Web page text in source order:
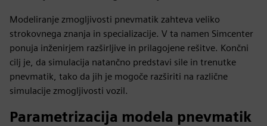
Modeliranje zmogljivosti pnevmatik zahteva veliko
strokovnega znanja in specializacije. V ta namen Simcenter
ponuja inženirjem razširljive in prilagojene rešitve. Končni
cilj je, da simulacija natančno predstavi sile in trenutke
pnevmatik, tako da jih je mogoče razširiti na različne
simulacije zmogljivosti vozil.
Parametrizacija modela pnevmatik